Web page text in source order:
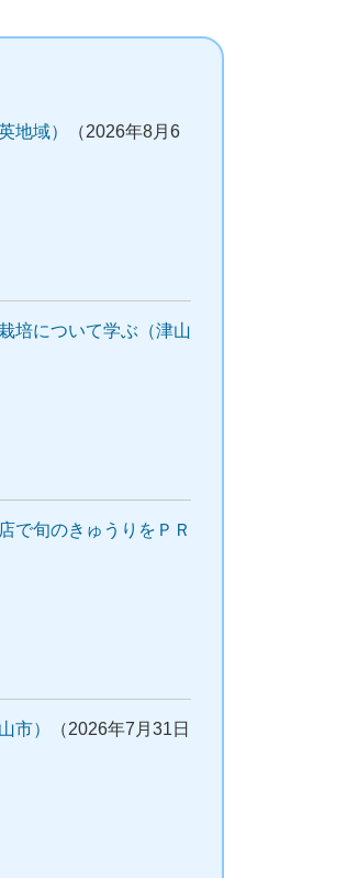
地域）
（2026年8月6
培について学ぶ（津山
で旬のきゅうりをＰＲ
市）
（2026年7月31日